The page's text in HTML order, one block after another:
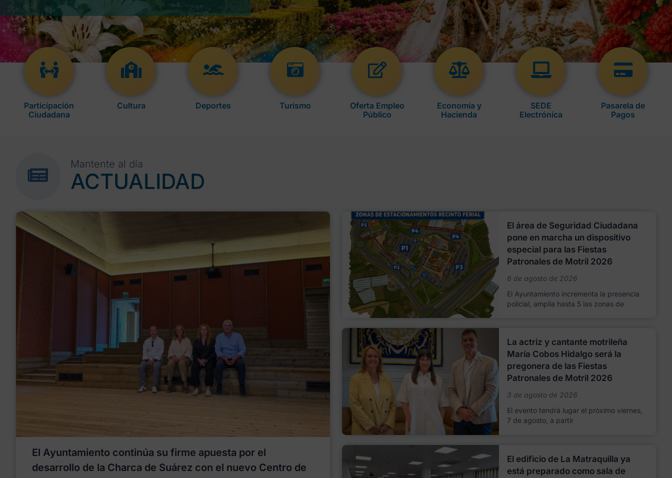
Participación
Ciudadana
Cultura Deportes Turismo
Oferta Empleo
Público
Economía y
Hacienda
SEDE
Electrónica
Pasarela de
Pagos
Mantente al día
ACTUALIDAD
El Ayuntamiento continúa su firme apuesta por el
desarrollo de la Charca de Suárez con el nuevo Centro de
El área de Seguridad Ciudadana
pone en marcha un dispositivo
especial para las Fiestas
Patronales de Motril 2026
6 de agosto de 2026
El Ayuntamiento incrementa la presencia
policial, amplía hasta 5 las zonas de
La actriz y cantante motrileña
María Cobos Hidalgo será la
pregonera de las Fiestas
Patronales de Motril 2026
3 de agosto de 2026
El evento tendrá lugar el próximo viernes,
7 de agosto, a partir
El edificio de La Matraquilla ya
está preparado como sala de